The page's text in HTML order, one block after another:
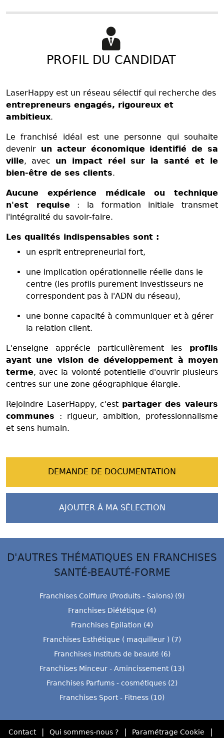
PROFIL DU CANDIDAT
LaserHappy est un réseau sélectif qui recherche des
entrepreneurs engagés, rigoureux et
ambitieux.
Le franchisé idéal est une personne qui souhaite
devenir un acteur économique identifié de sa
ville, avec un impact réel sur la santé et le
bien-être de ses clients.
Aucune expérience médicale ou technique
n'est requise : la formation initiale transmet
l'intégralité du savoir-faire.
Les qualités indispensables sont :
un esprit entrepreneurial fort,
une implication opérationnelle réelle dans le
centre (les profils purement investisseurs ne
correspondent pas à l'ADN du réseau),
une bonne capacité à communiquer et à gérer
la relation client.
L'enseigne apprécie particulièrement les profils
ayant une vision de développement à moyen
terme, avec la volonté potentielle d'ouvrir plusieurs
centres sur une zone géographique élargie.
Rejoindre LaserHappy, c'est partager des valeurs
communes : rigueur, ambition, professionnalisme
et sens humain.
DEMANDE DE DOCUMENTATION
AJOUTER À MA SÉLECTION
D'AUTRES THÉMATIQUES EN FRANCHISES
SANTÉ-BEAUTÉ-FORME
Franchises Coiffure (Produits - Salons) (9)
Franchises Diététique (4)
Franchises Epilation (4)
Franchises Esthétique ( maquilleur ) (7)
Franchises Instituts de beauté (6)
Franchises Minceur - Amincissement (13)
Franchises Parfums - cosmétiques (2)
Franchises Sport - Fitness (10)
Contact | Qui sommes-nous ? | Paramétrage Cookie |